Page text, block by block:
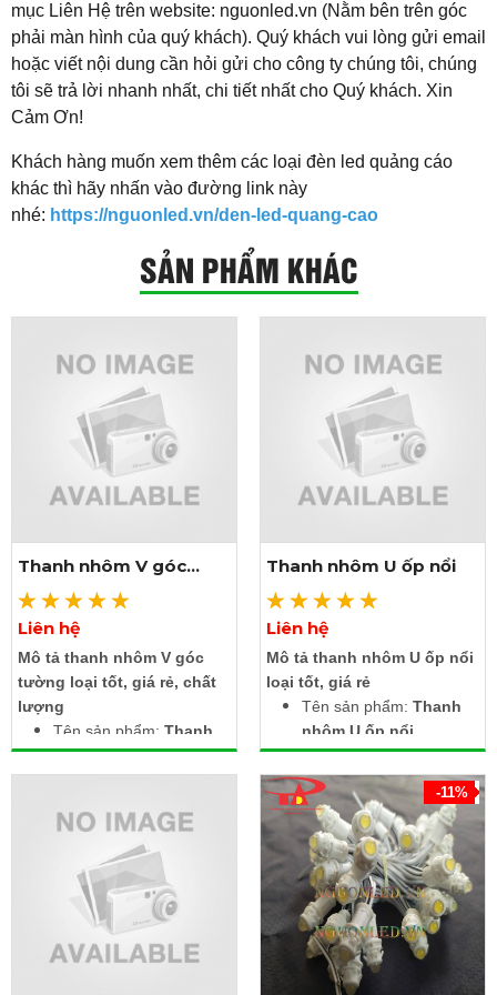
mục Liên Hệ trên website: nguonled.vn (Nằm bên trên góc
phải màn hình của quý khách). Quý khách vui lòng gửi email
hoặc viết nội dung cần hỏi gửi cho công ty chúng tôi, chúng
tôi sẽ trả lời nhanh nhất, chi tiết nhất cho Quý khách. Xin
Cảm Ơn!
​Khách hàng muốn xem thêm các loại đèn led quảng cáo
khác thì hãy nhấn vào đường link này
nhé: https://nguonled.vn/den-led-quang-cao
SẢN PHẨM KHÁC
Xem thêm ảnh
Thanh nhôm V góc
tường
Liên hệ
Mô tả thanh nhôm V góc
tường loại tốt, giá rẻ, chất
lượng
Tên sản phẩm: Thanh
nhôm V góc tường
Kích thước 2 cạnh: 15.8
Lọt lòng: 10.5 mm
Chiều dài thanh: 1m, 2m,
Chất liệu: Thân hợp kim
nhôm + nắp nhựa
Màu nắp: Trắng đục,
Xem thêm ảnh
Thanh nhôm U ốp nổi
Liên hệ
Mô tả thanh nhôm U ốp nổi
loại tốt, giá rẻ
Tên sản phẩm: Thanh
nhôm U ốp nổi
Kích thước: Rộng 17.4 x
Cao 7 x Lọt lòng 12.4
mm (17x7)
Chiều dài thanh: 1m, 2m,
3m
Chất liệu: Thân hợp kim
nhôm + nắp nhựa
Màu nắp: Trắng đục,
trong suốt
Có thể cắt ngắn tùy theo
-11%